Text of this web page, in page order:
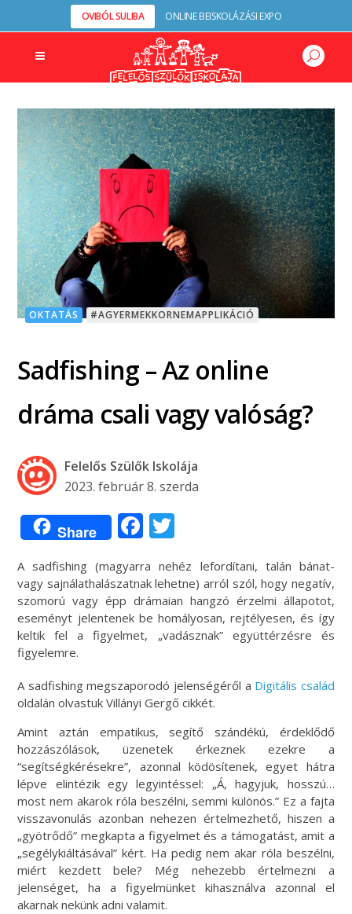
OVIBÓL SULIBA ONLINE BEISKOLÁZÁSI EXPO
OKTATÁS #AGYERMEKKORNEMAPPLIKÁCIÓ
Sadfishing – Az online
dráma csali vagy valóság?
Felelős Szülők Iskolája
2023. február 8. szerda
Share Facebook
A sadfishing (magyarra nehéz lefordítani, talán bánat-
vagy sajnálathalászatnak lehetne) arról szól, hogy negatív,
szomorú vagy épp drámaian hangzó érzelmi állapotot,
eseményt jelentenek be homályosan, rejtélyesen, és így
keltik fel a figyelmet, „vadásznak” együttérzésre és
figyelemre.
A sadfishing megszaporodó jelenségéről a Digitális család
oldalán olvastuk Villányi Gergő cikkét.
Amint aztán empatikus, segítő szándékú, érdeklődő
hozzászólások, üzenetek érkeznek ezekre a
“segítségkérésekre”, azonnal ködösítenek, egyet hátra
lépve elintézik egy legyintéssel: „Á, hagyjuk, hosszú…
most nem akarok róla beszélni, semmi különös.” Ez a fajta
visszavonulás azonban nehezen értelmezhető, hiszen a
„gyötrődő” megkapta a figyelmet és a támogatást, amit a
„segélykiáltásával” kért. Ha pedig nem akar róla beszélni,
miért kezdett bele? Még nehezebb értelmezni a
jelenséget, ha a figyelmünket kihasználva azonnal el
akarnak nekünk adni valamit.